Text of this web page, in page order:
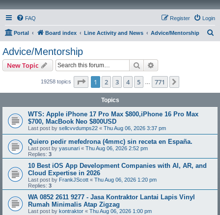
FAQ Login
Register
Portal Board index Line Activity and News Advice/Mentorship
Advice/Mentorship
New Topic Search
19258 topics Page 1of 771
1 2 3 4 5 771
Topics
WTS: Apple iPhone 17 Pro Max $800,iPhone 16 Pro Max
$700, MacBook Neo $800USD
Last post by sellcvvdumps22 « Thu Aug 06, 2026 3:37 pm
Quiero pedir mefedrona (4mmc) sin receta en España.
Last post by yasunari « Thu Aug 06, 2026 2:52 pm
Replies: 3
10 Best iOS App Development Companies with AI, AR, and
Cloud Expertise in 2026
Last post by FrankJScott « Thu Aug 06, 2026 1:20 pm
Replies: 3
WA 0852 2611 9277 - Jasa Kontraktor Lantai Lapis Vinyl
Rumah Minimalis Atap Zigzag
Last post by kontraktor « Thu Aug 06, 2026 1:00 pm